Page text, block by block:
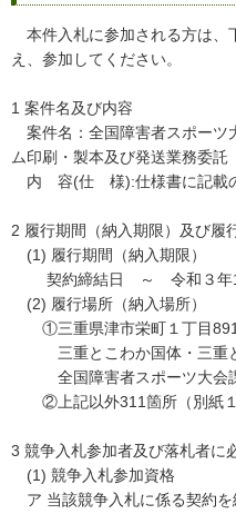
本件入札に参加される方は、
え、参加してください。
1 案件名及び内容
案件名：全国障害者スポーツ
ム印刷・製本及び発送業務委託
内 容(仕 様):仕様書に記載
2 履行期間（納入期限）及び履
(1) 履行期間（納入期限）
契約締結日 ～ 令和３年10
(2) 履行場所（納入場所）
①三重県津市栄町１丁目
三重とこわか国体・三重と
全国障害者スポーツ大会
②上記以外311箇所（別紙１
3 競争入札参加者及び落札者に
(1) 競争入札参加資格
ア 当該競争入札に係る契約